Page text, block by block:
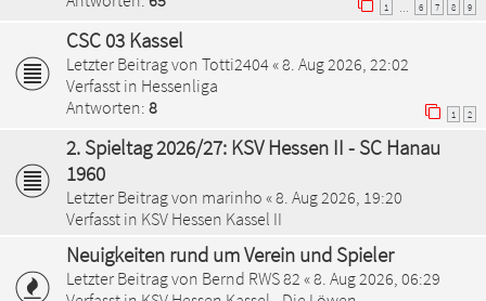
1 6 7 8 9
CSC 03 Kassel
Letzter Beitrag von Totti2404«8. Aug 2026, 22:02
Verfasst in Hessenliga
Antworten: 8 1 2
2. Spieltag 2026/27: KSV Hessen II - SC Hanau
1960
Letzter Beitrag von marinho «8. Aug 2026, 19:20
Verfasst in KSV Hessen Kassel II
Neuigkeiten rund um Verein und Spieler
Letzter Beitrag von Bernd RWS 82 «8. Aug 2026, 06:29